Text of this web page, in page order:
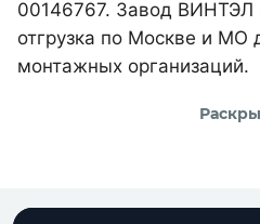
00146767. Завод
отгрузка по Москве и МО
монтажных организаций.